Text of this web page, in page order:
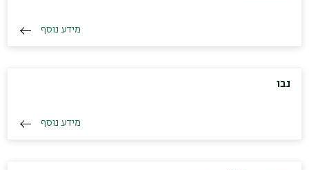
מידע נוסף
נבו
מידע נוסף